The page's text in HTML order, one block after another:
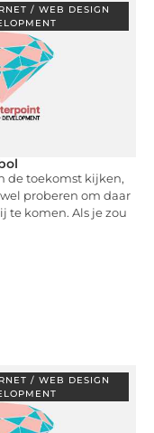
/ WEB DESIGN
de toekomst kijken,
proberen om daar
te komen. Als je zou
/ WEB DESIGN